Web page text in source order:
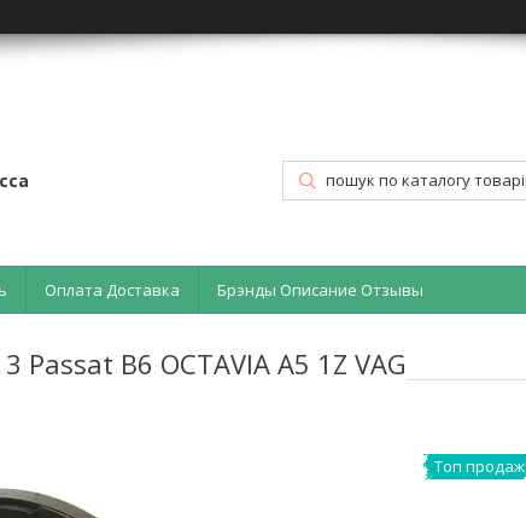
Оплата Доставка Брэнды Описание Отзывы
Passat B6 OCTAVIA A5 1Z VAG
Топ продаж